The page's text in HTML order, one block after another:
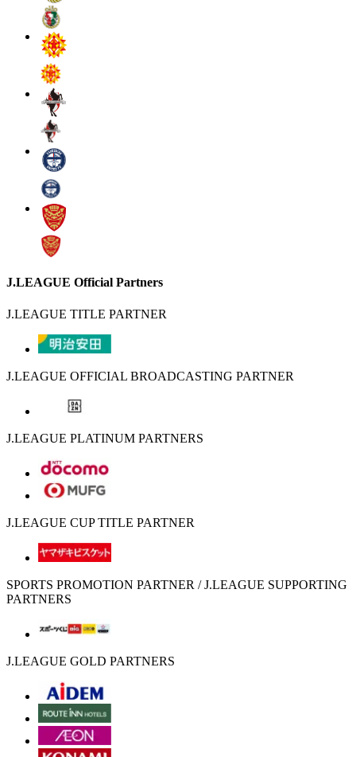
J.LEAGUE Official Partners
J.LEAGUE TITLE PARTNER
J.LEAGUE OFFICIAL BROADCASTING PARTNER
J.LEAGUE PLATINUM PARTNERS
J.LEAGUE CUP TITLE PARTNER
SPORTS PROMOTION PARTNER / J.LEAGUE SUPPORTING
PARTNERS
J.LEAGUE GOLD PARTNERS